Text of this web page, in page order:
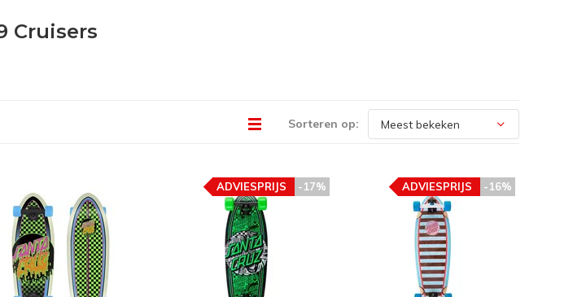
Cruisers
Sorteren op:
-17%
ADVIESPRIJS -16%
ADVIESPRIJS